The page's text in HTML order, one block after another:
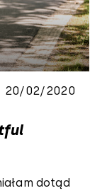
20/02/2020
dotąd